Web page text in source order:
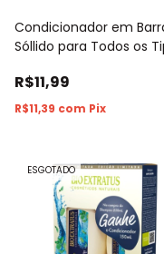
Condicionador em
Sóllido para Todos os
R$11,99
R$11,39 com Pix
ESGOTADO